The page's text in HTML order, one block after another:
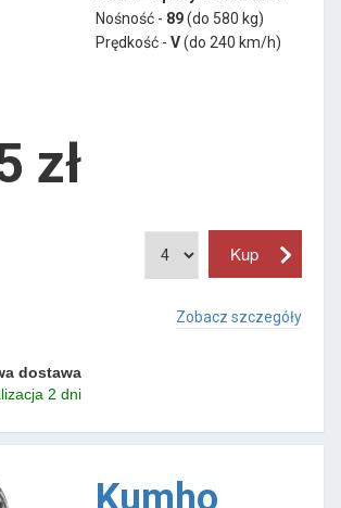
Nośność - 89(do 580 kg)
Prędkość - V(do 240 km/h)
zł
Zobacz szczegóły
dostawa
2 dni
Kumho